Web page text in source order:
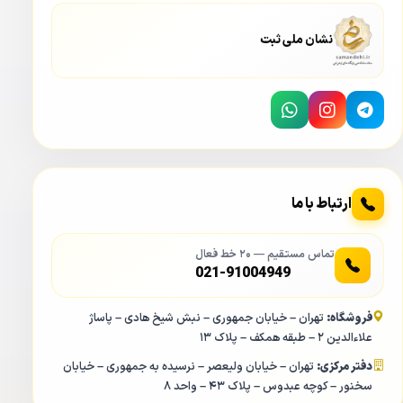
به صورت خارجی نصب نمایید. برای اینکار باید این میکروفن را از
داهوا 5232AN-I3 متصل نمایید.
نشان ملی ثبت
ارتباط با ما
تماس مستقیم — ۲۰ خط فعال
021-91004949
فروشگاه: تهران – خیابان جمهوری – نبش شیخ هادی – پاساژ
علاءالدین ۲ – طبقه همکف – پلاک ۱۳
دفتر مرکزی: تهران – خیابان ولیعصر – نرسیده به جمهوری – خیابان
سخنور – کوچه عبدوس – پلاک ۴۳ – واحد ۸